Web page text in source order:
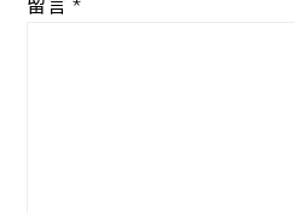
留言 *